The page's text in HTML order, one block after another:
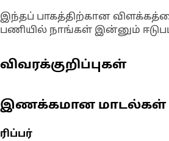
இந்தப் பாகத்திற்கான
பணியில் நாங்கள் இன்னும்
விவரக்குறிப்புகள்
இணக்கமான மாடல்கள்
ரிப்பர்